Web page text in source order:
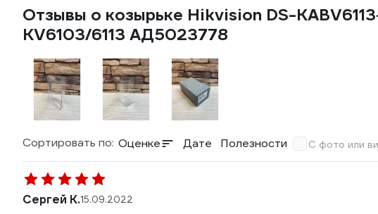
Отзывы о козырьке Hikvision DS-
KV6103/6113 АД5023778
Сортировать по: Оценке Дате Полезности С фото или
Сергей К.15.09.2022